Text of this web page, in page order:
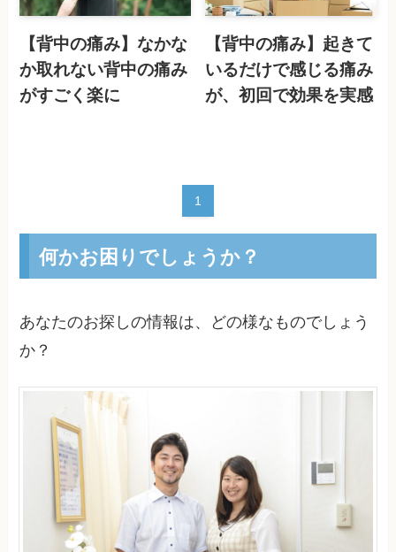
【背中の痛み】なかな
か取れない背中の痛み
がすごく楽に
【背中の痛み】起きて
いるだけで感じる痛み
が、初回で効果を実感
1
何かお困りでしょうか？
あなたのお探しの情報は、どの様なものでしょう
か？